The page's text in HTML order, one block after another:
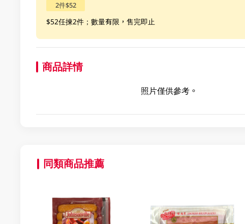
2件$52
$52任揀2件；數量有限，售完即止
商品詳情
照片僅供參考。
同類商品推薦